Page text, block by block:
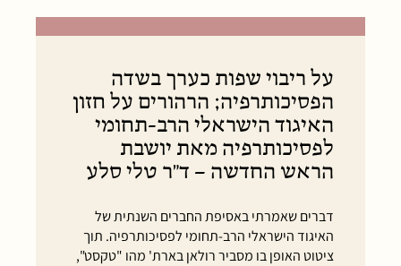
על ריבוי שפות כערך בשדה
הפסיכותרפיה; הרהורים על חזון
האיגוד הישראלי הרב-תחומי
לפסיכותרפיה מאת יושבת
הראש החדשה – ד"ר טלי סלע
דברים שאמרתי באסיפת החברים השנתית של
האיגוד הישראלי הרב-תחומי לפסיכותרפיה. תוך
ציטוט האופן בו מסביר רולאן בארת' מהו "טקסט",